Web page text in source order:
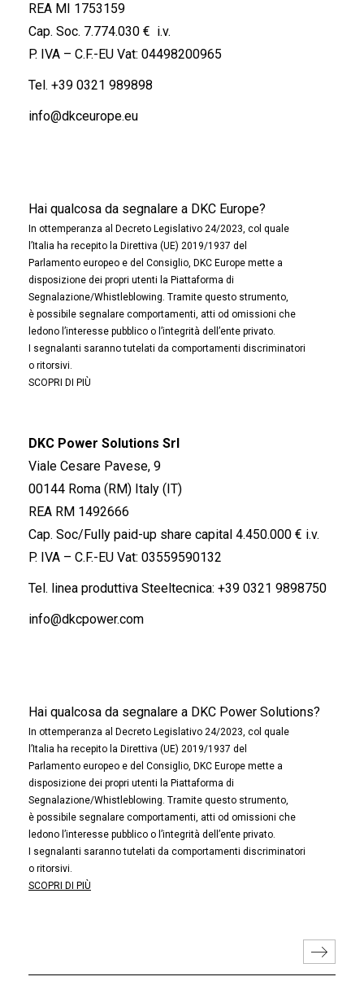
REA MI 1753159
Cap. Soc. 7.774.030 € i.v.
P. IVA – C.F.-EU Vat: 04498200965
Tel. +39 0321 989898
info@dkceurope.eu
Hai qualcosa da segnalare a DKC Europe?
In ottemperanza al Decreto Legislativo 24/2023, col quale
l’Italia ha recepito la Direttiva (UE) 2019/1937 del
Parlamento europeo e del Consiglio, DKC Europe mette a
disposizione dei propri utenti la Piattaforma di
Segnalazione/Whistleblowing. Tramite questo strumento,
è possibile segnalare comportamenti, atti od omissioni che
ledono l’interesse pubblico o l’integrità dell’ente privato.
I segnalanti saranno tutelati da comportamenti discriminatori
o ritorsivi.
SCOPRI DI PIÙ
DKC Power Solutions Srl
Viale Cesare Pavese, 9
00144 Roma (RM) Italy (IT)
REA RM 1492666
Cap. Soc/Fully paid-up share capital 4.450.000 € i.v.
P. IVA – C.F.-EU Vat: 03559590132
Tel. linea produttiva Steeltecnica: +39 0321 9898750
info@dkcpower.com
Hai qualcosa da segnalare a DKC Power Solutions?
In ottemperanza al Decreto Legislativo 24/2023, col quale
l’Italia ha recepito la Direttiva (UE) 2019/1937 del
Parlamento europeo e del Consiglio, DKC Europe mette a
disposizione dei propri utenti la Piattaforma di
Segnalazione/Whistleblowing. Tramite questo strumento,
è possibile segnalare comportamenti, atti od omissioni che
ledono l’interesse pubblico o l’integrità dell’ente privato.
I segnalanti saranno tutelati da comportamenti discriminatori
o ritorsivi.
SCOPRI DI PIÙ